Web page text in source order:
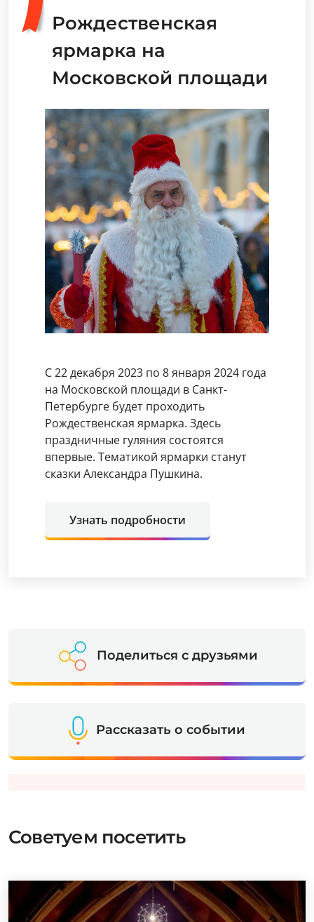
Рождественская
ярмарка на
Московской площади
С 22 декабря 2023 по 8 января 2024 года
на Московской площади в Санкт-
Петербурге будет проходить
Рождественская ярмарка. Здесь
праздничные гуляния состоятся
впервые. Тематикой ярмарки станут
сказки Александра Пушкина.
Узнать подробности
Поделиться с друзьями
Рассказать о событии
Советуем посетить